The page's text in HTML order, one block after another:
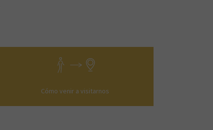
Cómo venir a visitarnos